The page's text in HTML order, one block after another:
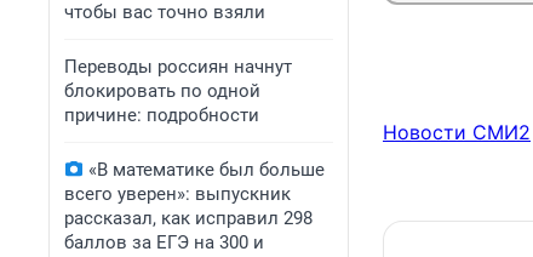
чтобы вас точно взяли
Переводы россиян начнут
блокировать по одной
причине: подробности
«В математике был больше
всего уверен»: выпускник
рассказал, как исправил 298
баллов за ЕГЭ на 300 и
Новости СМИ2